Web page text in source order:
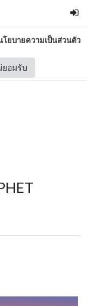
โยบายความเป็นส่วนตัว
ยอมรับ